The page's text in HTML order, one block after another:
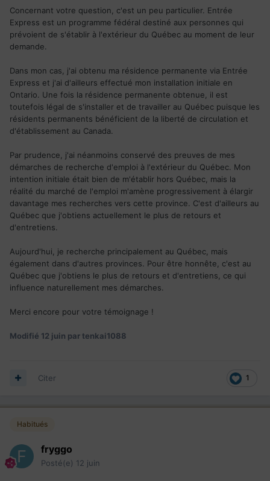
1ère expérience Canadienne et après ça va rouler!
Une question: Entrée Express c'est OK pour immigrer au
Québec ?
Bonnes recherches
Concernant votre question, c'est un peu particulier. Entrée
Express est un programme fédéral destiné aux personnes qui
prévoient de s'établir à l'extérieur du Québec au moment de leur
demande.
Dans mon cas, j'ai obtenu ma résidence permanente via Entrée
Express et j'ai d'ailleurs effectué mon installation initiale en
Ontario. Une fois la résidence permanente obtenue, il est
toutefois légal de s'installer et de travailler au Québec puisque les
résidents permanents bénéficient de la liberté de circulation et
d'établissement au Canada.
Par prudence, j'ai néanmoins conservé des preuves de mes
démarches de recherche d'emploi à l'extérieur du Québec. Mon
intention initiale était bien de m'établir hors Québec, mais la
réalité du marché de l'emploi m'amène progressivement à élargir
davantage mes recherches vers cette province. C'est d'ailleurs au
Québec que j'obtiens actuellement le plus de retours et
d'entretiens.
Aujourd'hui, je recherche principalement au Québec, mais
également dans d'autres provinces. Pour être honnête, c'est au
Québec que j'obtiens le plus de retours et d'entretiens, ce qui
influence naturellement mes démarches.
Merci encore pour votre témoignage !
Modifié 12 juin par tenkai1088
1
Citer
Habitués
fryggo
Posté(e) 12 juin